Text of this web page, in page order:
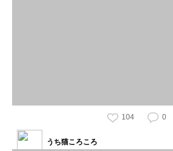
104 0
うち猫ころころ